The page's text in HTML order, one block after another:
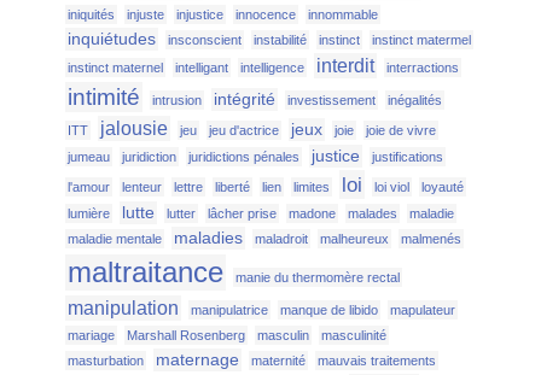
iniquités injuste injustice innocence innommable
inquiétudes insconscient instabilité instinct
instinct matermel
instinct maternel
intelligant intelligence interdit interractions
intimité intrusion intégrité investissement inégalités
ITT jalousie jeu jeu d'actrice jeux joie
joie de vivre
jumeau
juridiction juridictions pénales justice justifications
l'amour lenteur lettre liberté lien limites loi loi viol
loyauté
lumière
lutte lutter lâcher prise madone malades
maladie
maladie mentale
maladies maladroit malheureux malmenés
maltraitance manie du thermomère rectal
manipulation manipulatrice manque de libido
mapulateur
mariage
Marshall Rosenberg masculin
masculinité
masturbation
maternage maternité
mauvais traitements